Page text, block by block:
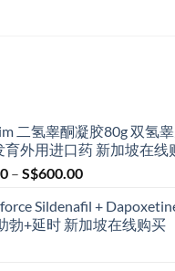
二氢睾酮凝胶80g 双氢
育外用进口药 新加坡在线
– S$600.00Price
S$160.00
through
Sildenafil +
勃+延时 新加坡在线购买